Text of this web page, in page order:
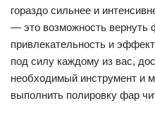
гораздо сильнее и
— это возможность
привлекательность и
под силу каждому из вас,
необходимый инструмент и
выполнить полировку фар